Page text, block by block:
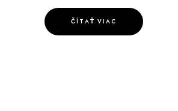
ČÍTAŤ VIAC